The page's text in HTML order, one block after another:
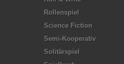
Rollenspiel
Science Fiction
Semi-Kooperativ
Solitärspiel